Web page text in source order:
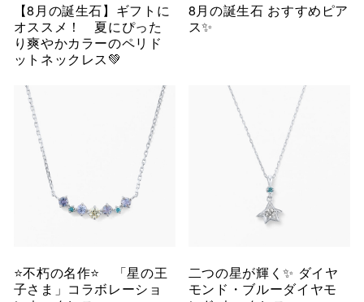
【8月の誕生石】ギフトに
オススメ！ 夏にぴった
り爽やかカラーのペリド
ットネックレス💚
8月の誕生石 おすすめピア
ス✨
⭐️不朽の名作⭐️ 「星の王
子さま」コラボレーショ
二つの星が輝く✨ ダイヤ
モンド・ブルーダイヤモ